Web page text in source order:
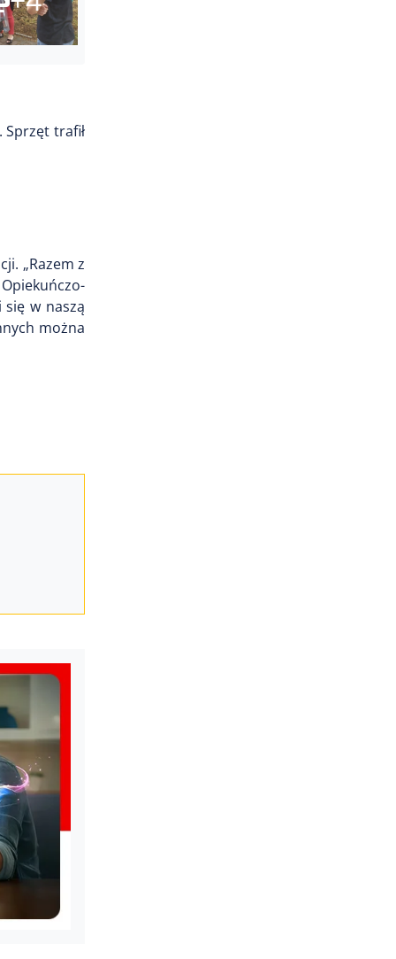
Sprzęt trafił
„Razem z
się w naszą
można